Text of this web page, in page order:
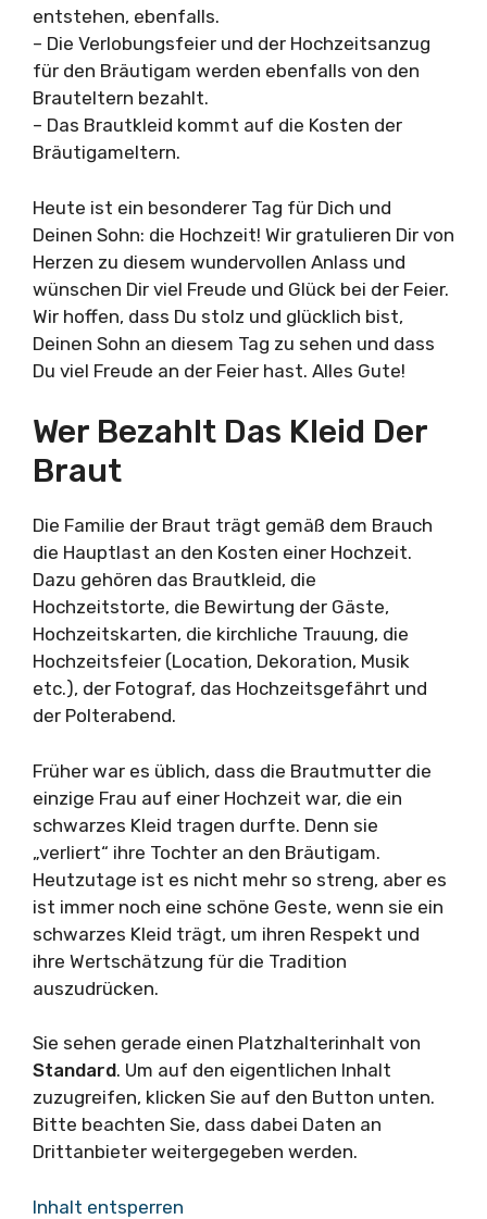
entstehen, ebenfalls.
– Die Verlobungsfeier und der Hochzeitsanzug
für den Bräutigam werden ebenfalls von den
Brauteltern bezahlt.
– Das Brautkleid kommt auf die Kosten der
Bräutigameltern.
Heute ist ein besonderer Tag für Dich und
Deinen Sohn: die Hochzeit! Wir gratulieren Dir von
Herzen zu diesem wundervollen Anlass und
wünschen Dir viel Freude und Glück bei der Feier.
Wir hoffen, dass Du stolz und glücklich bist,
Deinen Sohn an diesem Tag zu sehen und dass
Du viel Freude an der Feier hast. Alles Gute!
Wer Bezahlt Das Kleid Der
Braut
Die Familie der Braut trägt gemäß dem Brauch
die Hauptlast an den Kosten einer Hochzeit.
Dazu gehören das Brautkleid, die
Hochzeitstorte, die Bewirtung der Gäste,
Hochzeitskarten, die kirchliche Trauung, die
Hochzeitsfeier (Location, Dekoration, Musik
etc.), der Fotograf, das Hochzeitsgefährt und
der Polterabend.
Früher war es üblich, dass die Brautmutter die
einzige Frau auf einer Hochzeit war, die ein
schwarzes Kleid tragen durfte. Denn sie
„verliert“ ihre Tochter an den Bräutigam.
Heutzutage ist es nicht mehr so streng, aber es
ist immer noch eine schöne Geste, wenn sie ein
schwarzes Kleid trägt, um ihren Respekt und
ihre Wertschätzung für die Tradition
auszudrücken.
Sie sehen gerade einen Platzhalterinhalt von
Standard. Um auf den eigentlichen Inhalt
zuzugreifen, klicken Sie auf den Button unten.
Bitte beachten Sie, dass dabei Daten an
Drittanbieter weitergegeben werden.
Inhalt entsperren